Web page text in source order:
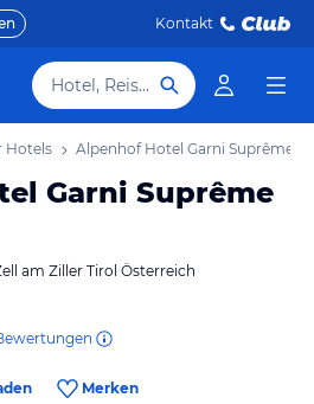
Kontakt
Hotel, Reiseziel
Hotels Alpenhof Hotel Garni Suprême
Garni Suprême
am Ziller Tirol Österreich
Merken